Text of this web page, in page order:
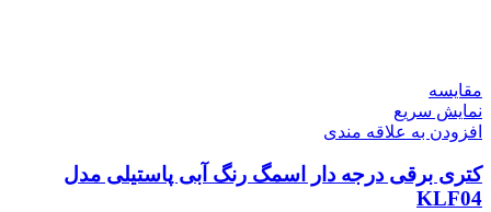
مقايسه
نمایش سریع
افزودن به علاقه مندی
کتری برقی درجه دار اسمگ رنگ آبی پاستیلی مدل
KLF04